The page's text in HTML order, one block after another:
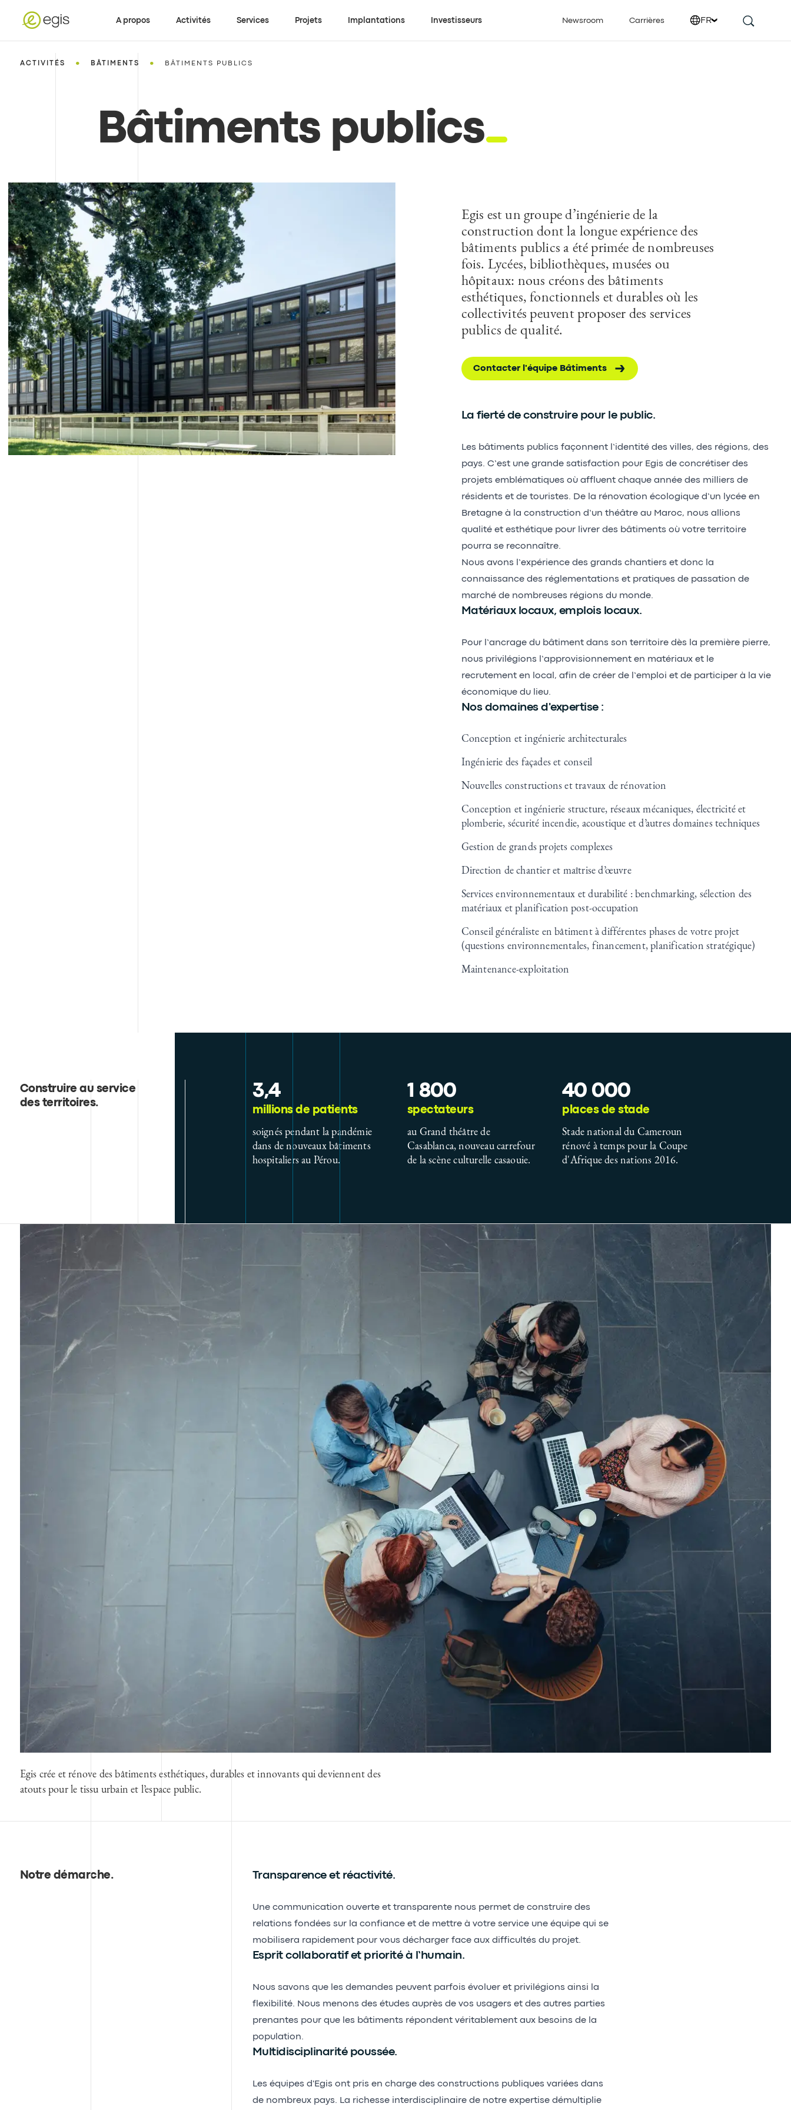
A propos Activités Services Projets Implantations Investisseurs Newsroom Carrières FR
ACTIVITÉS • BÂTIMENTS • BÂTIMENTS PUBLICS
Bâtiments publics
Egis est un groupe d’ingénierie de la
construction dont la longue expérience des
bâtiments publics a été primée de nombreuses
fois. Lycées, bibliothèques, musées ou
hôpitaux: nous créons des bâtiments
esthétiques, fonctionnels et durables où les
collectivités peuvent proposer des services
publics de qualité.
Contacter l'équipe Bâtiments
La fierté de construire pour le public.
Les bâtiments publics façonnent l’identité des villes, des régions, des
pays. C’est une grande satisfaction pour Egis de concrétiser des
projets emblématiques où affluent chaque année des milliers de
résidents et de touristes. De la rénovation écologique d’un lycée en
Bretagne à la construction d’un théâtre au Maroc, nous allions
qualité et esthétique pour livrer des bâtiments où votre territoire
pourra se reconnaître.
Nous avons l’expérience des grands chantiers et donc la
connaissance des réglementations et pratiques de passation de
marché de nombreuses régions du monde.
Matériaux locaux, emplois locaux.
Pour l’ancrage du bâtiment dans son territoire dès la première pierre,
nous privilégions l’approvisionnement en matériaux et le
recrutement en local, afin de créer de l’emploi et de participer à la vie
économique du lieu.
Nos domaines d'expertise :
Conception et ingénierie architecturales
Ingénierie des façades et conseil
Nouvelles constructions et travaux de rénovation
Conception et ingénierie structure, réseaux mécaniques, électricité et
plomberie, sécurité incendie, acoustique et d’autres domaines techniques
Gestion de grands projets complexes
Direction de chantier et maîtrise d’œuvre
Services environnementaux et durabilité : benchmarking, sélection des
matériaux et planification post-occupation
Conseil généraliste en bâtiment à différentes phases de votre projet
(questions environnementales, financement, planification stratégique)
Maintenance-exploitation
Construire au service
des territoires.
3,4
millions de patients
soignés pendant la pandémie
dans de nouveaux bâtiments
hospitaliers au Pérou.
1 800
spectateurs
au Grand théâtre de
Casablanca, nouveau carrefour
de la scène culturelle casaouie.
40 000
places de stade
Stade national du Cameroun
rénové à temps pour la Coupe
d'Afrique des nations 2016.
Egis crée et rénove des bâtiments esthétiques, durables et innovants qui deviennent des
atouts pour le tissu urbain et l’espace public.
Notre démarche. Transparence et réactivité.
Une communication ouverte et transparente nous permet de construire des
relations fondées sur la confiance et de mettre à votre service une équipe qui se
mobilisera rapidement pour vous décharger face aux difficultés du projet.
Esprit collaboratif et priorité à l’humain.
Nous savons que les demandes peuvent parfois évoluer et privilégions ainsi la
flexibilité. Nous menons des études auprès de vos usagers et des autres parties
prenantes pour que les bâtiments répondent véritablement aux besoins de la
population.
Multidisciplinarité poussée.
Les équipes d'Egis ont pris en charge des constructions publiques variées dans
de nombreux pays. La richesse interdisciplinaire de notre expertise démultiplie